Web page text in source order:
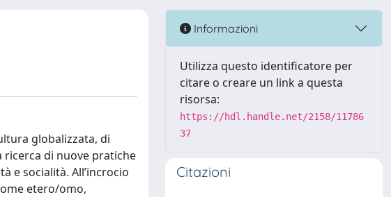
globalizzata, di
ricerca di nuove pratiche
e socialità. All’incrocio
etero/omo,
Informazioni
Utilizza questo identificatore per
citare o creare un link a questa
risorsa:
https://hdl.handle.net/2158/11786
37
Citazioni